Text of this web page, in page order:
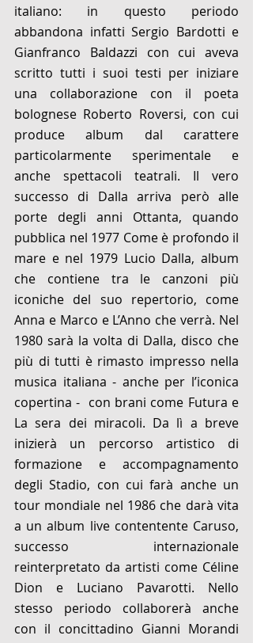
italiano: in questo periodo
abbandona infatti Sergio Bardotti e
Gianfranco Baldazzi con cui aveva
scritto tutti i suoi testi per iniziare
una collaborazione con il poeta
bolognese Roberto Roversi, con cui
produce album dal carattere
particolarmente sperimentale e
anche spettacoli teatrali. Il vero
successo di Dalla arriva però alle
porte degli anni Ottanta, quando
pubblica nel 1977 Come è profondo il
mare e nel 1979 Lucio Dalla, album
che contiene tra le canzoni più
iconiche del suo repertorio, come
Anna e Marco e L’Anno che verrà. Nel
1980 sarà la volta di Dalla, disco che
più di tutti è rimasto impresso nella
musica italiana - anche per l’iconica
copertina -  con brani come Futura e
La sera dei miracoli. Da lì a breve
inizierà un percorso artistico di
formazione e accompagnamento
degli Stadio, con cui farà anche un
tour mondiale nel 1986 che darà vita
a un album live contentente Caruso,
successo internazionale
reinterpretato da artisti come Céline
Dion e Luciano Pavarotti. Nello
stesso periodo collaborerà anche
con il concittadino Gianni Morandi